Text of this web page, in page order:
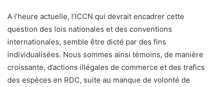
A l’heure actuelle, l’ICCN qui devrait encadrer cette
question des lois nationales et des conventions
internationales, semble être dicté par des fins
individualisées. Nous sommes ainsi témoins, de manière
croissante, d’actions illégales de commerce et des trafics
des espèces en RDC, suite au manque de volonté de